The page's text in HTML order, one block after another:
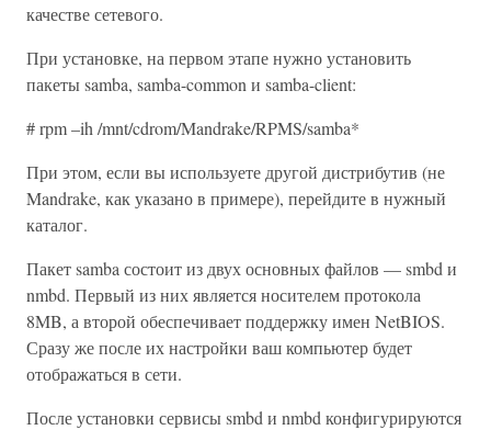
качестве сетевого.
При установке, на первом этапе нужно установить
пакеты samba, samba-common и samba-client:
# rpm –ih /mnt/cdrom/Mandrake/RPMS/samba*
При этом, если вы используете другой дистрибутив (не
Mandrake, как указано в примере), перейдите в нужный
каталог.
Пакет samba состоит из двух основных файлов — smbd и
nmbd. Первый из них является носителем протокола
8MB, а второй обеспечивает поддержку имен NetBIOS.
Сразу же после их настройки ваш компьютер будет
отображаться в сети.
После установки сервисы smbd и nmbd конфигурируются